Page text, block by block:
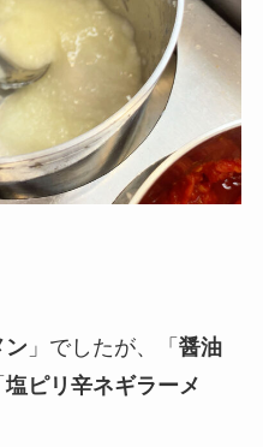
ン」でしたが、「 醤油
塩ピリ辛ネギラーメ